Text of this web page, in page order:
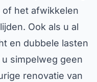
het afwikkelen
Ook als u al
en dubbele lasten
simpelweg geen
renovatie van